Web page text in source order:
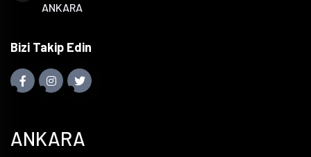
ANKARA
Bizi Takip Edin
ANKARA